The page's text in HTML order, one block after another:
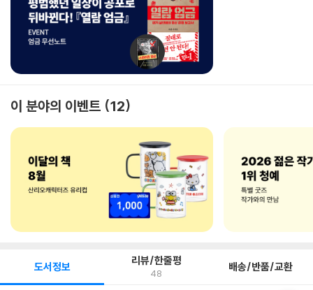
이 분야의 이벤트 12
도서정보 리뷰/한줄평
48 배송/반품/교환